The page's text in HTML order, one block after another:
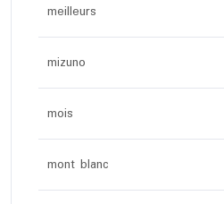
meilleurs
mizuno
mois
mont blanc